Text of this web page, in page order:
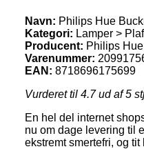
Navn: Philips Hue
Kategori: Lamper >
Producent: Philips Hue
Varenummer:
EAN: 8718696175699
Vurderet til 4.7ud af 5
En hel del internet
nu om dage levering til
ekstremt smertefri, og